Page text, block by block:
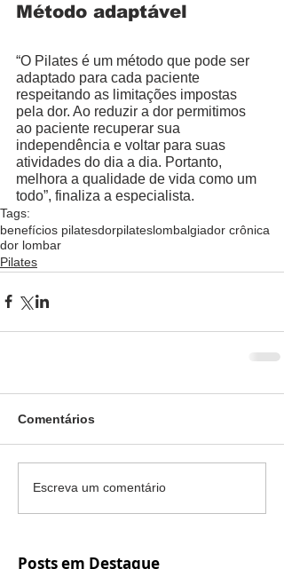
Método adaptável
“O Pilates é um método que pode ser
adaptado para cada paciente
respeitando as limitações impostas
pela dor. Ao reduzir a dor permitimos
ao paciente recuperar sua
independência e voltar para suas
atividades do dia a dia. Portanto,
melhora a qualidade de vida como um
todo”, finaliza a especialista.
Tags:
benefícios pilatesdorpilateslombalgiador crônica
dor lombar
Pilates
Comentários
Escreva um comentário
Posts em Destaque